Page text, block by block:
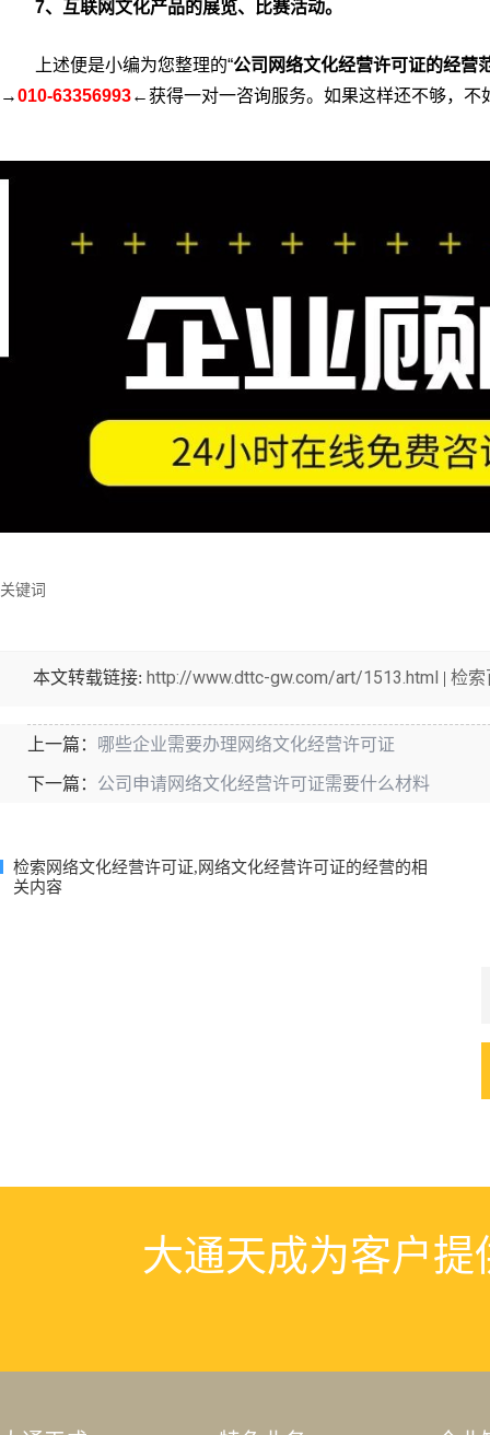
7、互联网文化产品的展览、比赛活动。
上述便是小编为您整理的“公司网络文化经营许可证的经营
→010-63356993←获得一对一咨询服务。如果这样还不够，不
关键词
本文转载链接: http://www.dttc-gw.com/art/1513.html | 检索
上一篇： 哪些企业需要办理网络文化经营许可证
下一篇： 公司申请网络文化经营许可证需要什么材料
检索网络文化经营许可证,网络文化经营许可证的经营的相
关内容
大通天成为客户